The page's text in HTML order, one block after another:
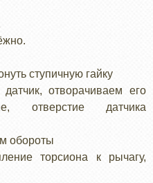
ступичную гайку
отворачиваем его
отверстие датчика
обороты
торсиона к рычагу,